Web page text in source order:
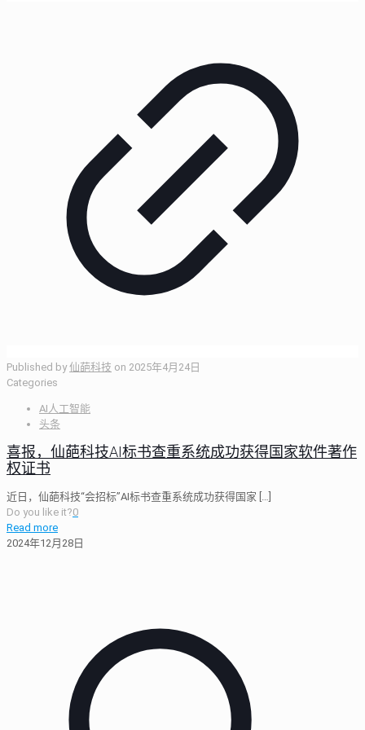
Published by仙葩科技 on 2025年4月24日
Categories
AI人工智能
头条
喜报，仙葩科技AI标书查重系统成功获得国家软件著作
权证书
近日，仙葩科技“会招标”AI标书查重系统成功获得国家
Do you like it?0
Read more
2024年12月28日